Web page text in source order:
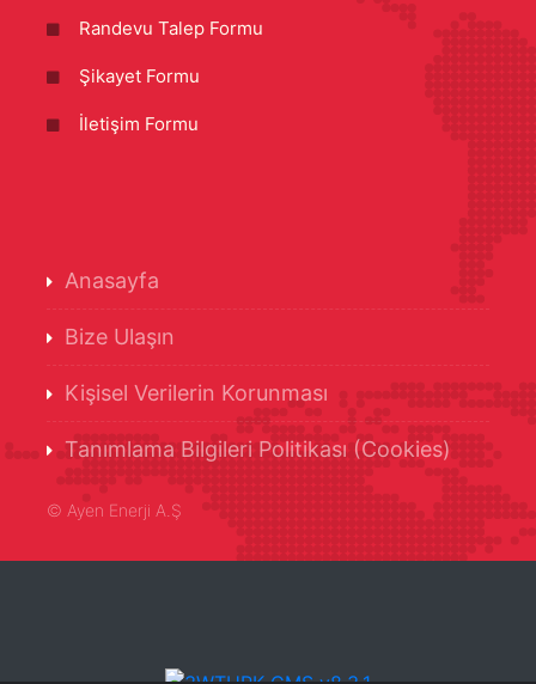
Randevu Talep Formu
Şikayet Formu
İletişim Formu
Anasayfa
Bize Ulaşın
Kişisel Verilerin Korunması
Tanımlama Bilgileri Politikası (Cookies)
© Ayen Enerji A.Ş